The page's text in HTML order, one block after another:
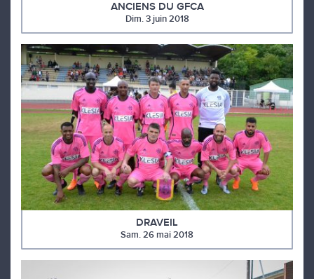
ANCIENS DU GFCA
Dim. 3 juin 2018
DRAVEIL
Sam. 26 mai 2018